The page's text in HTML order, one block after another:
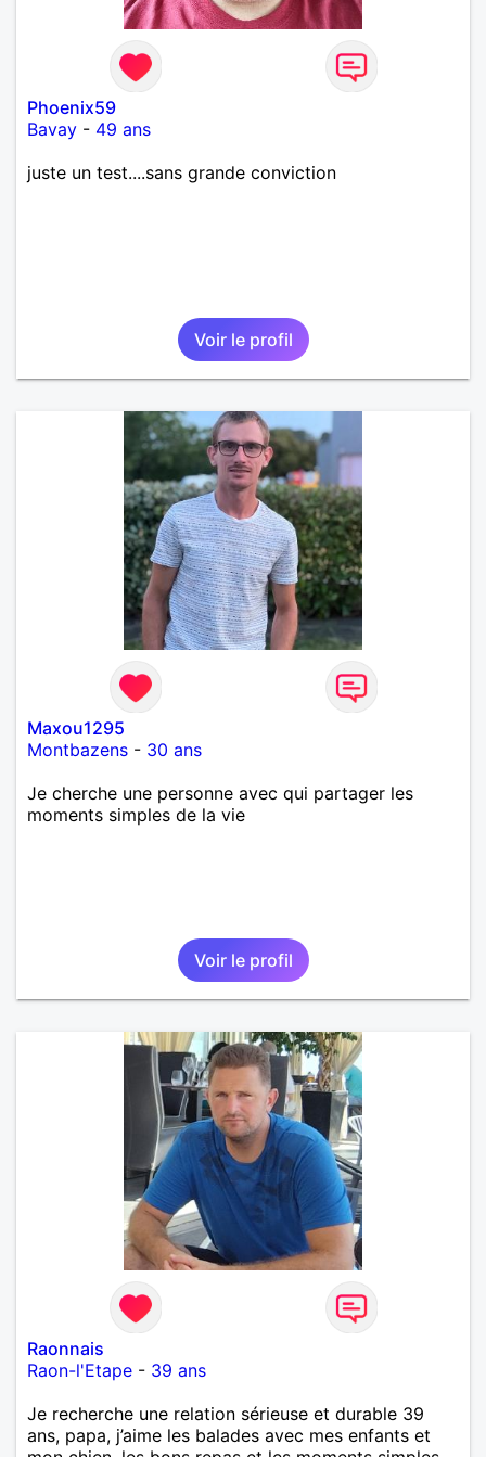
Phoenix59
Bavay - 49 ans
juste un test....sans grande conviction
Voir le profil
Maxou1295
Montbazens - 30 ans
Je cherche une personne avec qui partager les
moments simples de la vie
Voir le profil
Raonnais
Raon-l'Etape - 39 ans
Je recherche une relation sérieuse et durable 39
ans, papa, j’aime les balades avec mes enfants et